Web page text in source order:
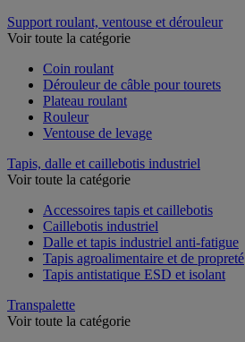
Support roulant, ventouse et dérouleur
Voir toute la catégorie
Coin roulant
Dérouleur de câble pour tourets
Plateau roulant
Rouleur
Ventouse de levage
Tapis, dalle et caillebotis industriel
Voir toute la catégorie
Accessoires tapis et caillebotis
Caillebotis industriel
Dalle et tapis industriel anti-fatigue
Tapis agroalimentaire et de propreté
Tapis antistatique ESD et isolant
Transpalette
Voir toute la catégorie